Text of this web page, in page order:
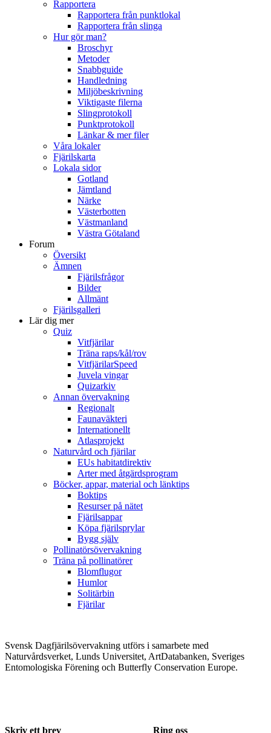
Rapportera
Rapportera från punktlokal
Rapportera från slinga
Hur gör man?
Broschyr
Metoder
Snabbguide
Handledning
Miljöbeskrivning
Viktigaste filerna
Slingprotokoll
Punktprotokoll
Länkar & mer filer
Våra lokaler
Fjärilskarta
Lokala sidor
Gotland
Jämtland
Närke
Västerbotten
Västmanland
Västra Götaland
Forum
Översikt
Ämnen
Fjärilsfrågor
Bilder
Allmänt
Fjärilsgalleri
Lär dig mer
Quiz
Vitfjärilar
Träna raps/kål/rov
VitfjärilarSpeed
Juvela vingar
Quizarkiv
Annan övervakning
Regionalt
Faunaväkteri
Internationellt
Atlasprojekt
Naturvård och fjärilar
EUs habitatdirektiv
Arter med åtgärdsprogram
Böcker, appar, material och länktips
Boktips
Resurser på nätet
Fjärilsappar
Köpa fjärilsprylar
Bygg själv
Pollinatörsövervakning
Träna på pollinatörer
Blomflugor
Humlor
Solitärbin
Fjärilar
Svensk Dagfjärilsövervakning utförs i samarbete med
Naturvårdsverket, Lunds Universitet, ArtDatabanken, Sveriges
Entomologiska Förening och Butterfly Conservation Europe.
Skriv ett brev Ring oss